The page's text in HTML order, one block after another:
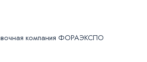
компания ФОРАЭКСПО